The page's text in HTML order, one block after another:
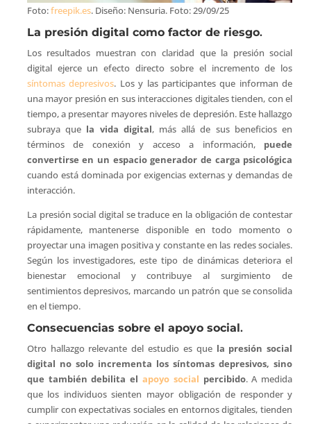
Foto:freepik.es. Diseño: Nensuria. Foto: 29/09/25
La presión digital como factor de riesgo.
Los resultados muestran con claridad que la presión social
digital ejerce un efecto directo sobre el incremento de los
síntomas depresivos. Los y las participantes que informan de
una mayor presión en sus interacciones digitales tienden, con el
tiempo, a presentar mayores niveles de depresión. Este hallazgo
subraya que la vida digital, más allá de sus beneficios en
términos de conexión y acceso a información, puede
convertirse en un espacio generador de carga psicológica
cuando está dominada por exigencias externas y demandas de
interacción.
La presión social digital se traduce en la obligación de contestar
rápidamente, mantenerse disponible en todo momento o
proyectar una imagen positiva y constante en las redes sociales.
Según los investigadores, este tipo de dinámicas deteriora el
bienestar emocional y contribuye al surgimiento de
sentimientos depresivos, marcando un patrón que se consolida
en el tiempo.
Consecuencias sobre el apoyo social.
Otro hallazgo relevante del estudio es que la presión social
digital no solo incrementa los síntomas depresivos, sino
que también debilita el apoyo social percibido. A medida
que los individuos sienten mayor obligación de responder y
cumplir con expectativas sociales en entornos digitales, tienden